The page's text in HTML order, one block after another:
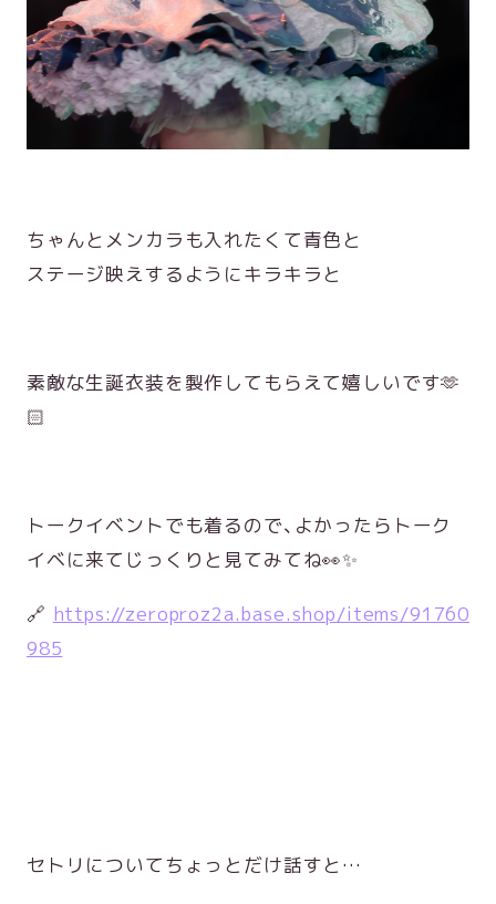
ちゃんとメンカラも入れたくて青色と
ステージ映えするようにキラキラと
素敵な生誕衣装を製作してもらえて嬉しいです🫶
🏻
トークイベントでも着るので、よかったらトーク
イベに来てじっくりと見てみてね👀✨
🔗 https://zeroproz2a.base.shop/items/91760
985
セトリについてちょっとだけ話すと…